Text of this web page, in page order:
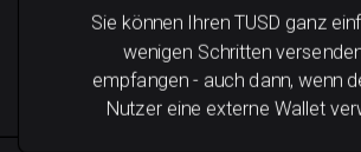
Sie können Ihren TUSD ganz
wenigen Schritten
empfangen - auch dann, wenn
Nutzer eine externe Wallet